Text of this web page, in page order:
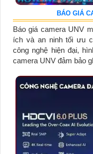
BÁO GIÁ
Báo giá camera UNV
ích và an ninh tối ưu
công nghệ hiện đại,
camera UNV đảm bảo